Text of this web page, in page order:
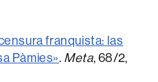
franquista: las
Pàmies». Meta, 68/2,